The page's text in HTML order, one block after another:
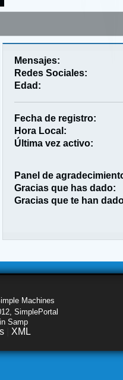
Mensajes:
Redes Sociales:
Edad:
Fecha de registro:
Hora Local:
Última vez activo:
Panel de
Gracias que has dado:
Gracias que te han
Machines
SimplePortal
Samp
XML